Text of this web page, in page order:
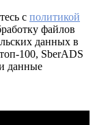
с политикой
файлов
данных в
100, SberADS
данные